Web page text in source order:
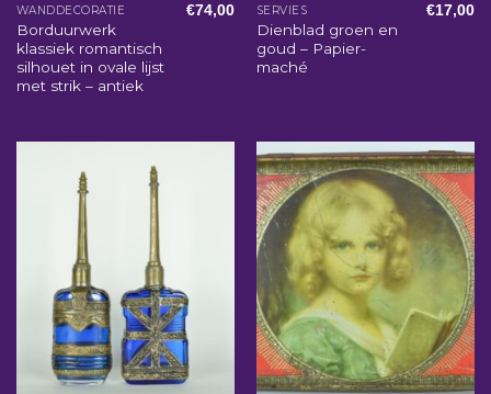
WANDDECORATIE
Borduurwerk
klassiek romantisch
silhouet in ovale lijst
met strik – antiek
€74,00 SERVIES
Dienblad groen en
goud – Papier-
maché
€17,00